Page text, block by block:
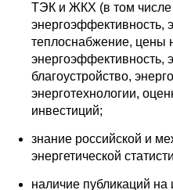
Выпуски
Редакционная
Информация
Общие
ТЭК и ЖКХ (в том числе
энергоэффективность,
теплоснабжение, цены
энергоэффективность,
благоустройство,
энерготехнологии,
инвестиций;
знание российской и
энергетической
наличие публикаций на